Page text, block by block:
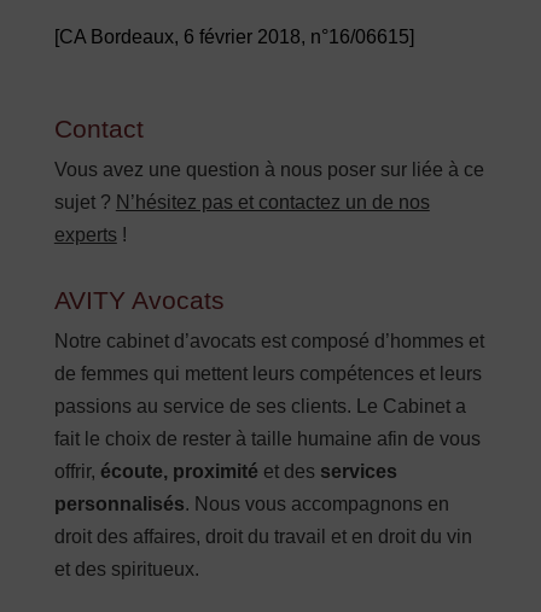
[CA Bordeaux, 6 février 2018, n°16/06615]
Contact
Vous avez une question à nous poser sur liée à ce
sujet ? N’hésitez pas et contactez un de nos
experts !
AVITY Avocats
Notre cabinet d’avocats est composé d’hommes et
de femmes qui mettent leurs compétences et leurs
passions au service de ses clients. Le Cabinet a
fait le choix de rester à taille humaine afin de vous
offrir, écoute, proximité et des services
personnalisés. Nous vous accompagnons en
droit des affaires, droit du travail et en droit du vin
et des spiritueux.